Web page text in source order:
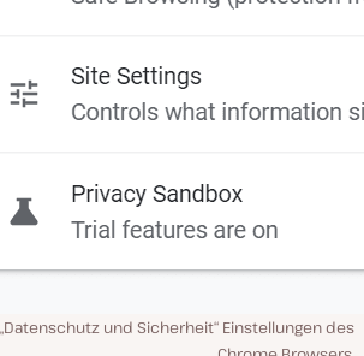
und Sicherheit“ Einstellungen des